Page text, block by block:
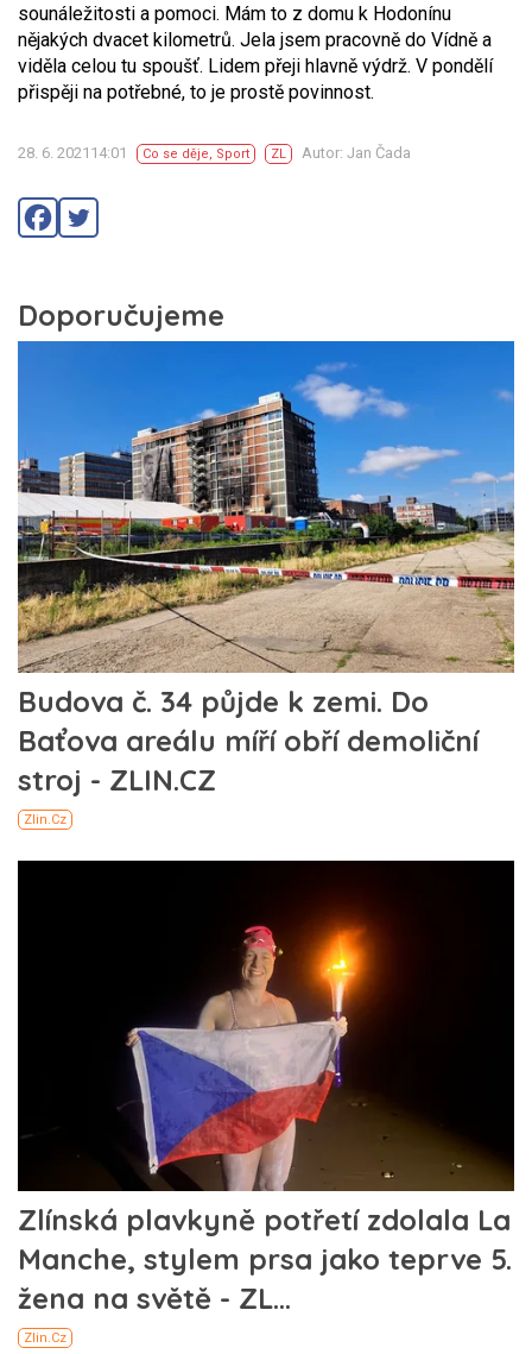
sounáležitosti a pomoci. Mám to z domu k Hodonínu
nějakých dvacet kilometrů. Jela jsem pracovně do Vídně a
viděla celou tu spoušť. Lidem přeji hlavně výdrž. V pondělí
přispěji na potřebné, to je prostě povinnost.
28. 6. 202114:01 Co se děje, Sport ZL Autor: Jan Čada